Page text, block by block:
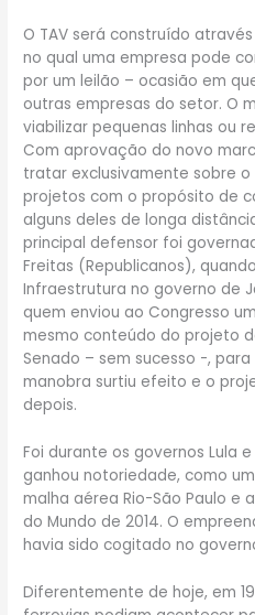
O TAV será construído
no qual uma empresa pode
por um leilão – ocasião em
outras empresas do setor. O
viabilizar pequenas linhas ou
Com aprovação do novo
tratar exclusivamente sobre
projetos com o propósito de
alguns deles de longa
principal defensor foi
Freitas (Republicanos),
Infraestrutura no governo de
quem enviou ao Congresso
mesmo conteúdo do projeto
Senado – sem sucesso -,
manobra surtiu efeito e o
depois.
Foi durante os governos Lula
ganhou notoriedade, como
malha aérea Rio-São Paulo e
do Mundo de 2014. O
havia sido cogitado no
Diferentemente de hoje, em